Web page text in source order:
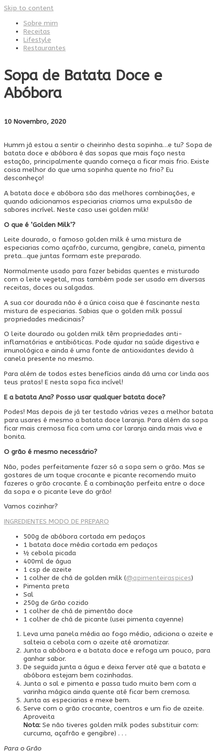
Skip to content
Sobre mim
Receitas
Lifestyle
Restaurantes
Sopa de Batata Doce e
Abóbora
10 Novembro, 2020
Humm já estou a sentir o cheirinho desta sopinha…e tu? Sopa de
batata doce e abóbora é das sopas que mais faço nesta
estação, principalmente quando começa a ficar mais frio. Existe
coisa melhor do que uma sopinha quente no frio? Eu
desconheço!
A batata doce e abóbora são das melhores combinações, e
quando adicionamos especiarias criamos uma expulsão de
sabores incrível. Neste caso usei golden milk!
O que é ‘Golden Milk’?
Leite dourado, o famoso golden milk é uma mistura de
especiarias como açafrão, curcuma, gengibre, canela, pimenta
preta…que juntas formam este preparado.
Normalmente usado para fazer bebidas quentes e misturado
com o leite vegetal, mas também pode ser usado em diversas
receitas, doces ou salgadas.
A sua cor dourada não é a única coisa que é fascinante nesta
mistura de especiarias. Sabias que o golden milk possuí
propriedades medicinais?
O leite dourado ou golden milk têm propriedades anti-
inflamatórias e antibióticas. Pode ajudar na saúde digestiva e
imunológica e ainda é uma fonte de antioxidantes devido à
canela presente no mesmo.
Para além de todos estes benefícios ainda dá uma cor linda aos
teus pratos! E nesta sopa fica incível!
E a batata Ana? Posso usar qualquer batata doce?
Podes! Mas depois de já ter testado várias vezes a melhor batata
para usares é mesmo a batata doce laranja. Para além da sopa
ficar mais cremosa fica com uma cor laranja ainda mais viva e
bonita.
O grão é mesmo necessário?
Não, podes perfeitamente fazer só a sopa sem o grão. Mas se
gostares de um toque crocante e picante recomendo muito
fazeres o grão crocante. É a combinação perfeita entre o doce
da sopa e o picante leve do grão!
Vamos cozinhar?
INGREDIENTES MODO DE PREPARO
500g de abóbora cortada em pedaços
1 batata doce média cortada em pedaços
½ cebola picada
400ml de água
1 csp de azeite
1 colher de chá de golden milk (@apimenteiraspices)
Pimenta preta
Sal
250g de Grão cozido
1 colher de chá de pimentão doce
1 colher de chá de picante (usei pimenta cayenne)
Leva uma panela média ao fogo médio, adiciona o azeite e
salteia a cebola com o azeite até aromatizar.
Junta a abóbora e a batata doce e refoga um pouco, para
ganhar sabor.
De seguida junta a água e deixa ferver até que a batata e
abóbora estejam bem cozinhadas.
Junta o sal e pimenta e passa tudo muito bem com a
varinha mágica ainda quente até ficar bem cremosa.
Junta as especiarias e mexe bem.
Serve com o grão crocante, coentros e um fio de azeite.
Aproveita
Nota: Se não tiveres golden milk podes substituir com:
curcuma, açafrão e gengibre) . . .
Para o Grão